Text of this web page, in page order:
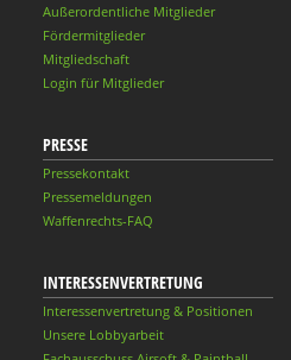
Außerordentliche Mitglieder
Fördermitglieder
Mitgliedschaft
Login für Mitglieder
PRESSE
Pressekontakt
Pressemeldungen
Waffenrechts-FAQ
INTERESSENVERTRETUNG
Interessenvertretung & Positionen
Unsere Lobbyarbeit